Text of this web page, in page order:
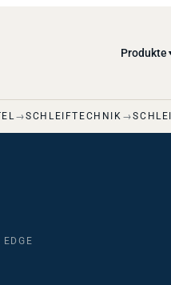
Produkte
SCHLEIFTECHNIK